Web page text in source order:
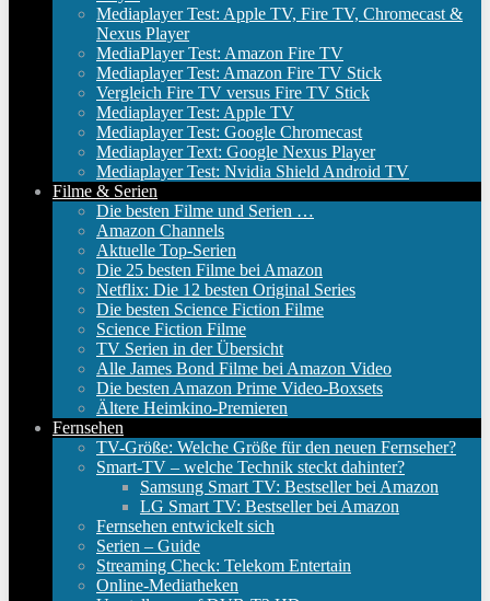
Mediaplayer Test: Apple TV, Fire TV, Chromecast &
Nexus Player
MediaPlayer Test: Amazon Fire TV
Mediaplayer Test: Amazon Fire TV Stick
Vergleich Fire TV versus Fire TV Stick
Mediaplayer Test: Apple TV
Mediaplayer Test: Google Chromecast
Mediaplayer Text: Google Nexus Player
Mediaplayer Test: Nvidia Shield Android TV
Filme & Serien
Die besten Filme und Serien …
Amazon Channels
Aktuelle Top-Serien
Die 25 besten Filme bei Amazon
Netflix: Die 12 besten Original Series
Die besten Science Fiction Filme
Science Fiction Filme
TV Serien in der Übersicht
Alle James Bond Filme bei Amazon Video
Die besten Amazon Prime Video-Boxsets
Ältere Heimkino-Premieren
Fernsehen
TV-Größe: Welche Größe für den neuen Fernseher?
Smart-TV – welche Technik steckt dahinter?
Samsung Smart TV: Bestseller bei Amazon
LG Smart TV: Bestseller bei Amazon
Fernsehen entwickelt sich
Serien – Guide
Streaming Check: Telekom Entertain
Online-Mediatheken